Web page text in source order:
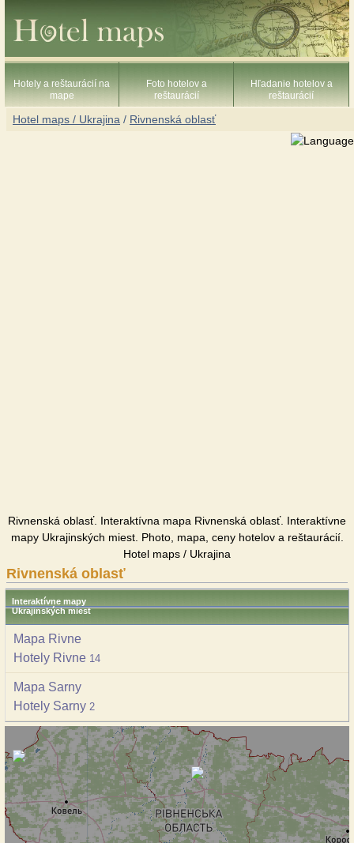
Hotely a reštaurácií na
mape
Foto hotelov a
reštaurácií
Hľadanie hotelov a
reštaurácií
Hotel maps / Ukrajina / Rivnenská oblasť
Rivnenská oblasť. Interaktívna mapa Rivnenská oblasť. Interaktívne
mapy Ukrajinských miest. Photo, mapa, ceny hotelov a reštaurácií.
Hotel maps / Ukrajina
Rivnenská oblasť
Interaktívne mapy
Ukrajinských miest
Mapa Rivne
Hotely Rivne 14
Mapa Sarny
Hotely Sarny 2